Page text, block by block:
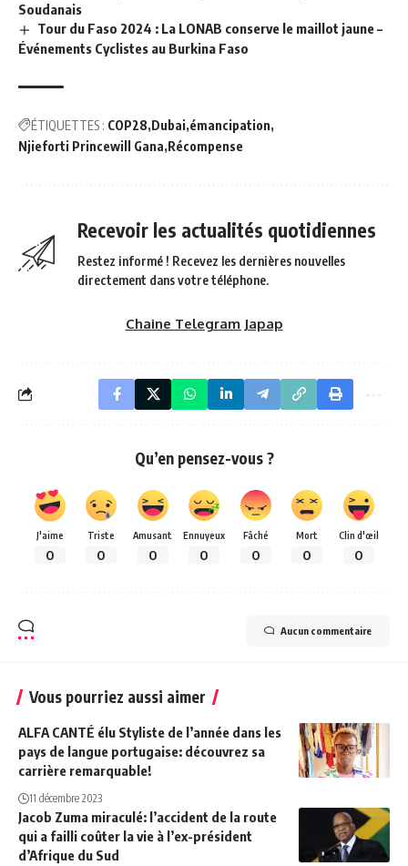
Soudanais
Tour du Faso 2024 : La LONAB conserve le maillot jaune –
Événements Cyclistes au Burkina Faso
ÉTIQUETTES : COP28 Dubai émancipation
Njieforti Princewill Gana Récompense
Recevoir les actualités quotidiennes
Restez informé ! Recevez les dernières nouvelles
directement dans votre téléphone.
Chaine Telegram Japap
Qu’en pensez-vous ?
J'aime
0
Triste
0
Amusant
0
Ennuyeux
0
Fâché
0
Mort
0
Clin d'œil
0
Aucun commentaire
Vous pourriez aussi aimer
ALFA CANTÉ élu Styliste de l’année dans les
pays de langue portugaise: découvrez sa
carrière remarquable!
11 décembre 2023
Jacob Zuma miraculé: l’accident de la route
qui a failli coûter la vie à l’ex-président
d’Afrique du Sud